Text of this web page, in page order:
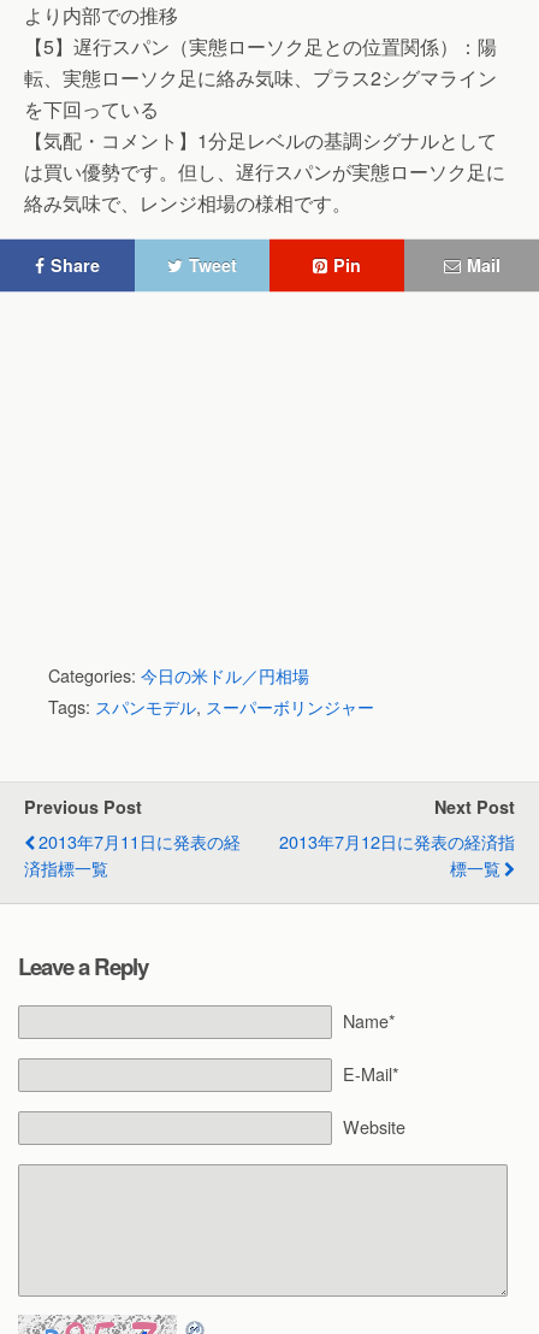
より内部での推移
【5】遅行スパン（実態ローソク足との位置関係）：陽
転、実態ローソク足に絡み気味、プラス2シグマライン
を下回っている
【気配・コメント】1分足レベルの基調シグナルとして
は買い優勢です。但し、遅行スパンが実態ローソク足に
絡み気味で、レンジ相場の様相です。
Share Tweet Pin Mail
Categories: 今日の米ドル／円相場
Tags: スパンモデル, スーパーボリンジャー
Previous Post
2013年7月11日に発表の経
済指標一覧
Next Post
2013年7月12日に発表の経済指
標一覧
Leave a Reply
Name*
E-Mail*
Website